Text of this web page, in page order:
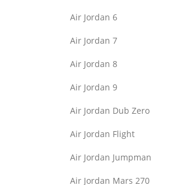
Air Jordan 6
Air Jordan 7
Air Jordan 8
Air Jordan 9
Air Jordan Dub Zero
Air Jordan Flight
Air Jordan Jumpman
Air Jordan Mars 270